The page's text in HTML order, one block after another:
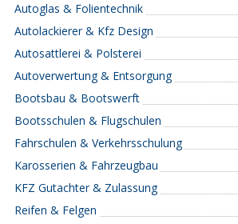
Autoglas & Folientechnik
Autolackierer & Kfz Design
Autosattlerei & Polsterei
Autoverwertung & Entsorgung
Bootsbau & Bootswerft
Bootsschulen & Flugschulen
Fahrschulen & Verkehrsschulung
Karosserien & Fahrzeugbau
KFZ Gutachter & Zulassung
Reifen & Felgen